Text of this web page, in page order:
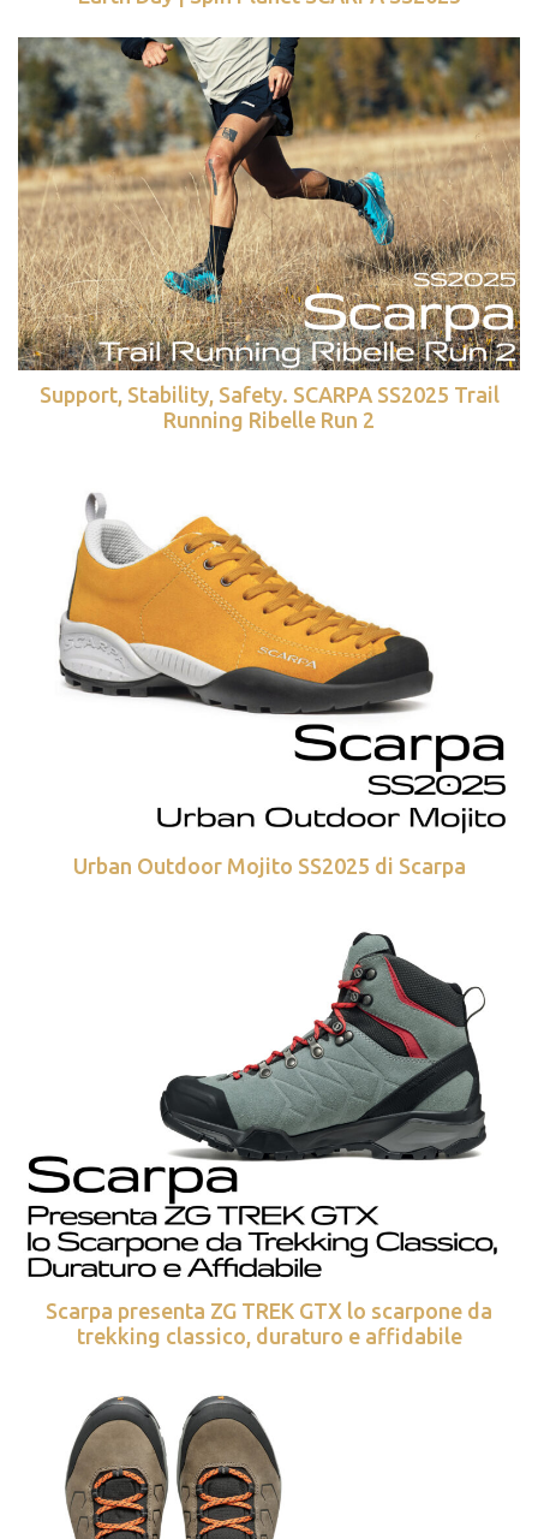
Support, Stability, Safety. SCARPA SS2025 Trail
Running Ribelle Run 2
Urban Outdoor Mojito SS2025 di Scarpa
Scarpa presenta ZG TREK GTX lo scarpone da
trekking classico, duraturo e affidabile